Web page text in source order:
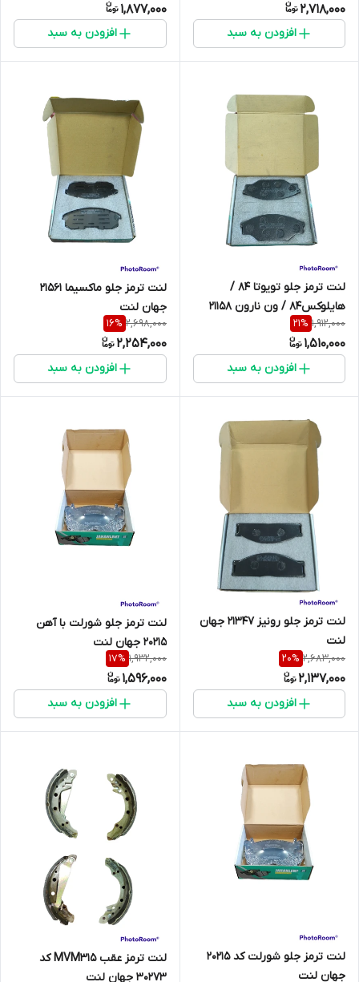
2,718,000
افزودن به سبد
1,877,000
افزودن به سبد
لنت ترمز جلو تویوتا 84 /
هایلوکس84 / ون نارون 21158
جهان لنت
1,912,000
21%
1,510,000
افزودن به سبد
لنت ترمز جلو ماکسیما 21561
جهان لنت
2,698,000
16%
2,254,000
افزودن به سبد
لنت ترمز جلو رونیز 21347 جهان
لنت
2,683,000
20%
2,137,000
افزودن به سبد
لنت ترمز جلو شورلت با آهن
20215 جهان لنت
1,932,000
17%
1,596,000
افزودن به سبد
لنت ترمز جلو شورلت کد 20215
جهان لنت
لنت ترمز عقب MVM315 کد
30273 جهان لنت